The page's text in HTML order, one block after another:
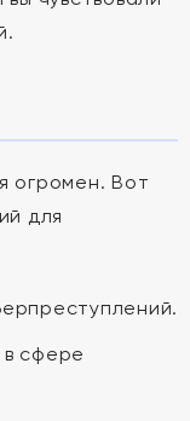
огромен. Вот
для
сфере